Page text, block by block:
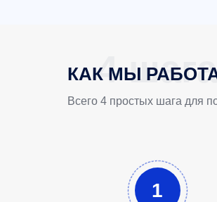
КАК МЫ
Всего 4 простых шага для
1